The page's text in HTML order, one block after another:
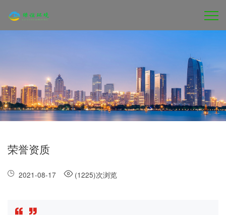
荣誉资质
2021-08-17 (1225)次浏览